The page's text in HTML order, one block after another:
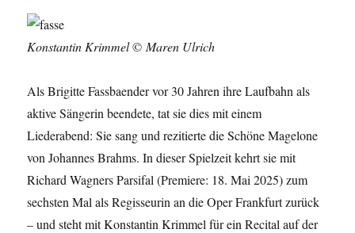
Konstantin Krimmel© Maren Ulrich
Als Brigitte Fassbaender vor 30 Jahren ihre Laufbahn als
aktive Sängerin beendete, tat sie dies mit einem
Liederabend: Sie sang und rezitierte die Schöne Magelone
von Johannes Brahms. In dieser Spielzeit kehrt sie mit
Richard Wagners Parsifal (Premiere: 18. Mai 2025) zum
sechsten Mal als Regisseurin an die Oper Frankfurt zurück
– und steht mit Konstantin Krimmel für ein Recital auf der